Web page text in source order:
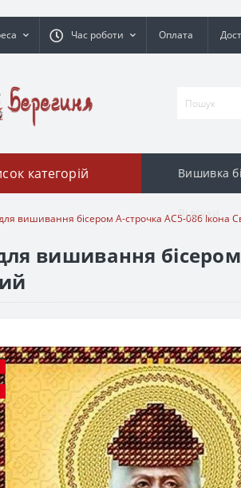
Час роботи Оплата
категорій Вишивка
Відгуки
вишивання бісером А-строчка АС5-086 Ікона
вишивання